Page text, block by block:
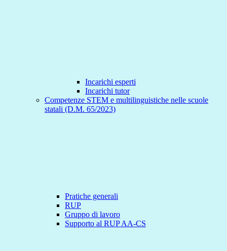
Incarichi esperti
Incarichi tutor
Competenze STEM e multilinguistiche nelle scuole
statali (D.M. 65/2023)
Pratiche generali
RUP
Gruppo di lavoro
Supporto al RUP AA-CS